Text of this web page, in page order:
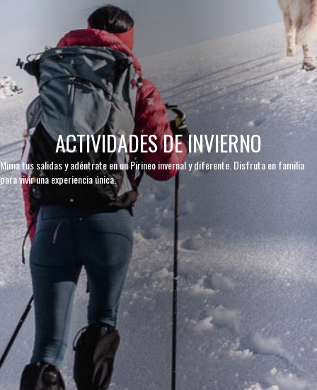
ACTIVIDADES DE INVIERNO
Mima tus salidas y adéntrate en un Pirineo invernal y diferente. Disfruta en familia
para vivir una experiencia única.